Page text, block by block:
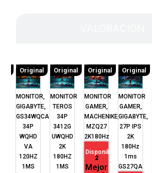
Original
MONITOR,
GIGABYTE,
GS34WQCA
34P
WQHD
VA
120HZ
1MS
Original
MONITOR
TEROS
34P
3412G
UWQHD
2K
180HZ
1MS
Original
MONITOR
GAMER,
MACHENIKE,
MZQ27
2K180Hz
Disponible
2
Mejor
Original
MONITOR
GAMER,
GIGABYTE,
27P IPS
2K
180Hz
1ms
GS27QA